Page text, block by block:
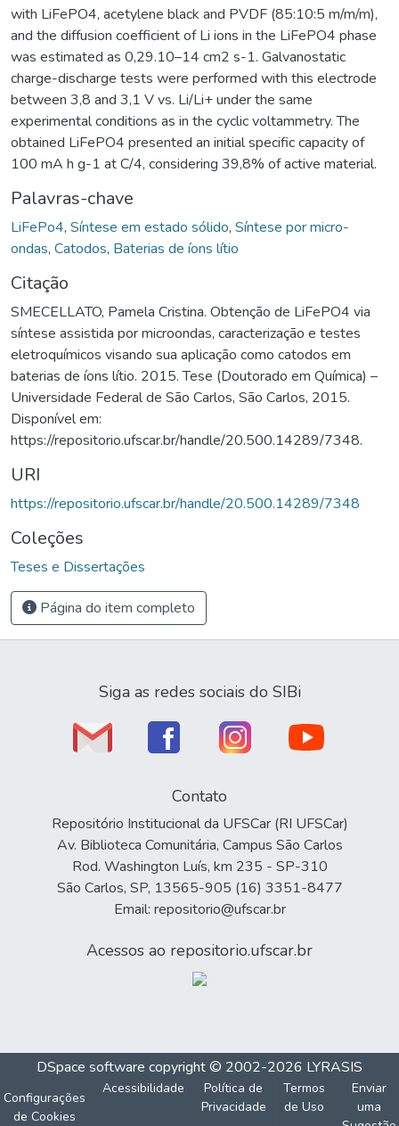
with LiFePO4, acetylene black and PVDF (85:10:5 m/m/m),
and the diffusion coefficient of Li ions in the LiFePO4 phase
was estimated as 0,29.10–14 cm2 s-1. Galvanostatic
charge-discharge tests were performed with this electrode
between 3,8 and 3,1 V vs. Li/Li+ under the same
experimental conditions as in the cyclic voltammetry. The
obtained LiFePO4 presented an initial specific capacity of
100 mA h g-1 at C/4, considering 39,8% of active material.
Palavras-chave
LiFePo4, Síntese em estado sólido, Síntese por micro-
ondas, Catodos, Baterias de íons lítio
Citação
SMECELLATO, Pamela Cristina. Obtenção de LiFePO4 via
síntese assistida por microondas, caracterização e testes
eletroquímicos visando sua aplicação como catodos em
baterias de íons lítio. 2015. Tese (Doutorado em Química) –
Universidade Federal de São Carlos, São Carlos, 2015.
Disponível em:
https://repositorio.ufscar.br/handle/20.500.14289/7348.
URI
https://repositorio.ufscar.br/handle/20.500.14289/7348
Coleções
Teses e Dissertações
Página do item completo
Siga as redes sociais do SIBi
Contato
Repositório Institucional da UFSCar (RI UFSCar)
Av. Biblioteca Comunitária, Campus São Carlos
Rod. Washington Luís, km 235 - SP-310
São Carlos, SP, 13565-905 (16) 3351-8477
Email: repositorio@ufscar.br
Acessos ao repositorio.ufscar.br
DSpace software copyright © 2002-2026 LYRASIS
Configurações
de Cookies
Acessibilidade
Política de
Privacidade
Termos
de Uso
Enviar
uma